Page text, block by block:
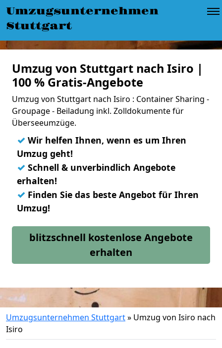
Umzugsunternehmen
Stuttgart
Umzug von Stuttgart nach Isiro |
100 % Gratis-Angebote
Umzug von Stuttgart nach Isiro : Container Sharing -
Groupage - Beiladung inkl. Zolldokumente für
Überseeumzüge.
✓ Wir helfen Ihnen, wenn es um Ihren
Umzug geht!
✓ Schnell & unverbindlich Angebote
erhalten!
✓ Finden Sie das beste Angebot für Ihren
Umzug!
blitzschnell kostenlose Angebote
erhalten
Umzugsunternehmen Stuttgart» Umzug von Isiro nach
Isiro